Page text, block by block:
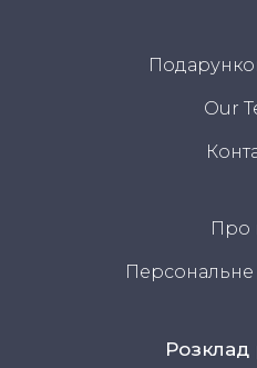
Our
Про
Розклад